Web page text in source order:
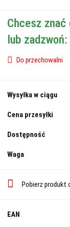
Chcesz
lub
Do przechowalni
Wysyłka w ciągu
Cena przesyłki
Dostępność
Waga
Pobierz produkt
EAN